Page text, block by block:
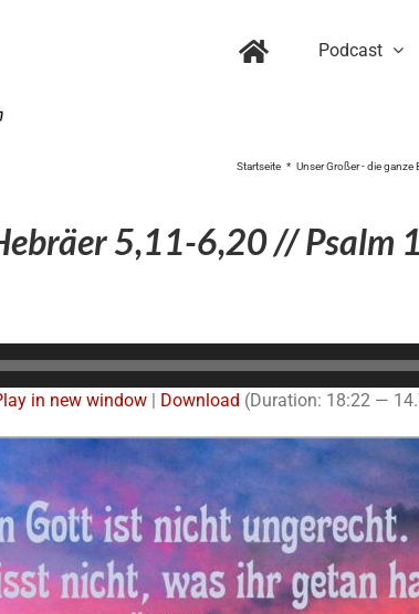
Podcast
Startseite Unser Großer - die ganze
5,11-6,20 // Psalm
Audio-
in new window| Download (Duration: 18:22 —